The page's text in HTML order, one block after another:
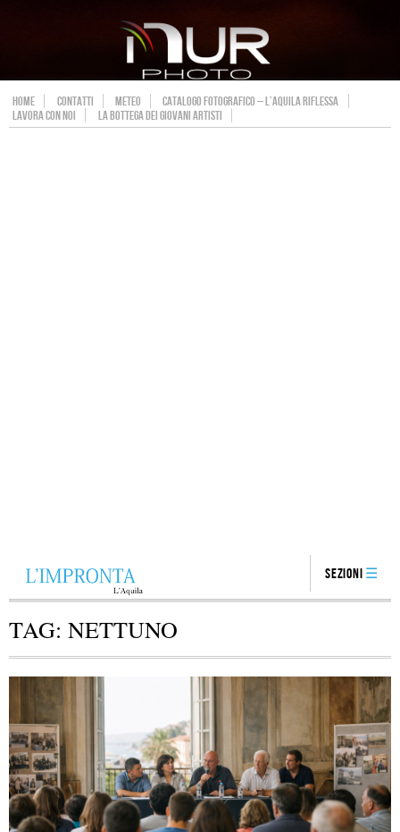
HOME CONTATTI METEO
CATALOGO FOTOGRAFICO – L’AQUILA RIFLESSA
LAVORA CON NOI
LA BOTTEGA DEI GIOVANI ARTISTI
Sezioni
TAG: NETTUNO